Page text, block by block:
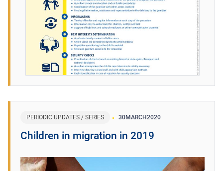
PERIODIC UPDATES / SERIES 30MARCH2020
Children in migration in 2019